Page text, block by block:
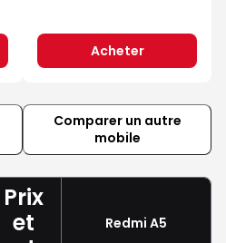
Acheter
Comparer un autre
mobile
Prix
et
Redmi A5